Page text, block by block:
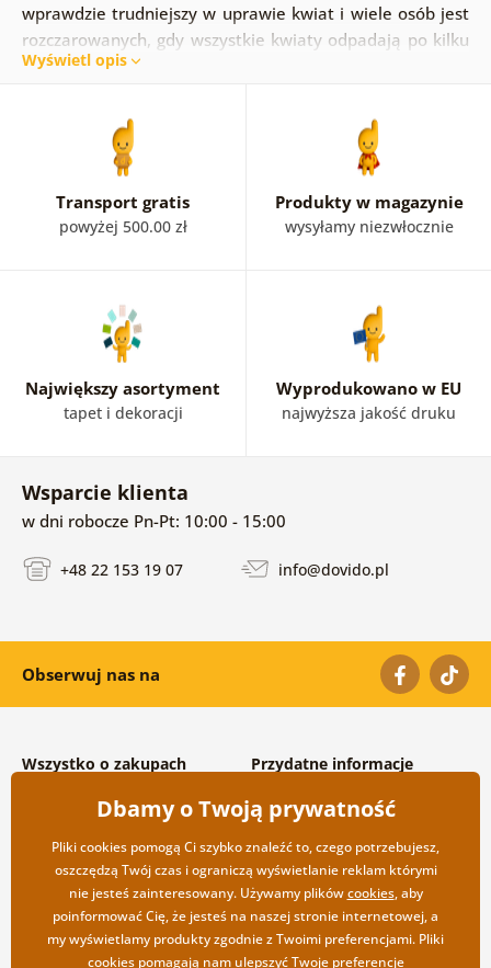
wprawdzie trudniejszy w uprawie kwiat i wiele osób jest
rozczarowanych, gdy wszystkie kwiaty odpadają po kilku
miesiącach, ale w tym przypadku nie trzeba się o to
bez żadnego wysiłku. Dodatkowo, obraz orchidei sprawi,
że wnętrze stanie się przyjemniejsze. Posiadamy w
ofercie obrazy orchidei w połączeniu z
kamieniami zen
Obrazy te ukoją duszę i dodadzą energii. Orchidea może
nawet wystąpić w połączeniu z elementami abstrakcji, co
Wyświetl opis
Transport gratis
powyżej 500.00 zł
Produkty w magazynie
wysyłamy niezwłocznie
Największy asortyment
tapet i dekoracji
Wyprodukowano w EU
najwyższa jakość druku
Wsparcie klienta
w dni robocze Pn-Pt: 10:00 - 15:00
+48 22 153 19 07 info@dovido.pl
Obserwuj nas na
Wszystko o zakupach
Warunki handlowe i
reklamacyjne
Prywatność
Opcje wysyłki i płatności
Zwrot towarów
Przydatne informacje
Często zadawane pytania
Kontakt
Współpraca hurtowa
Dbamy o Twoją prywatność
Pliki cookies pomogą Ci szybko znaleźć to, czego potrzebujesz,
oszczędzą Twój czas i ograniczą wyświetlanie reklam którymi
nie jesteś zainteresowany. Używamy plikówcookies, aby
poinformować Cię, że jesteś na naszej stronie internetowej, a
my wyświetlamy produkty zgodnie z Twoimi preferencjami. Pliki
cookies pomagają nam ulepszyć Twoje preferencje